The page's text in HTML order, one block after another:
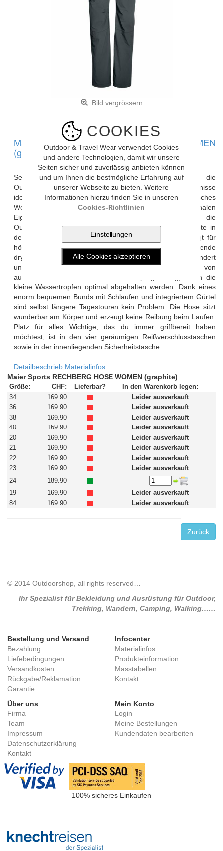
COOKIES
Outdoor & Travel Wear verwendet Cookies
und andere Technologien, damit wir unsere
Seiten sicher und zuverlässig anbieten können
und um Ihnen die bestmögliche Erfahrung auf
unserer Webseite zu bieten. Weitere
Informationen hierzu finden Sie in unseren
Cookies-Richtlinien
Bild vergrössern
Maier Sports RECHBERG HOSE WOMEN
(graphite)
Sei es zum Wandern oder für eine aufregende Städtereise – die
Outdoorhose Rechberg ist für vielfältige Outdoor-Erlebnisse
ideal geeignet. Ob winterliche Temperaturen oder regnerisches
Wetter, dank der durchdachten Mischung aus funktionalen
Eigenschaften und bequemem Tragekomfort bringt die
Outdoorhose alles mit, was es für deine Wohlfühlmomente in
der Natur braucht. Das mSTRETCH Pro 4 Material sorgt für
höchste Bewegungsfreiheit, während die schnelltrocknende
dryprotec-Technologie sich anstauende Feuchtigkeit verhindert
und deine Beine jederzeit warm und trocken hält. Auch von
außen schützt dich eine PFC-freie Imprägnierung, durch die
kleine Wassertropfen optimal abgehalten werden. Dank eines
enorm bequemen Bunds mit Schlaufen und integriertem Gürtel
sind selbst längere Tagestouren kein Problem. Die Hose sitzt
wunderbar am Körper und erzeugt keine Reibung beim Laufen.
Platz für alles Wichtige, das du immer griffbereit haben
möchtest, ist in den vier geräumigen Reißverschlusstaschen
sowie in der innenliegenden Sicherheitstasche.
Detailbeschrieb Materialinfos
Maier Sports RECHBERG HOSE WOMEN (graphite)
Größe: CHF: Lieferbar?
In den Warenkorb legen:
34
169.90
Leider ausverkauft
36
169.90
Leider ausverkauft
38
169.90
Leider ausverkauft
40
169.90
Leider ausverkauft
20
169.90
Leider ausverkauft
21
169.90
Leider ausverkauft
22
169.90
Leider ausverkauft
23
169.90
Leider ausverkauft
24
189.90
19
169.90
Leider ausverkauft
84
169.90 Leider ausverkauft
Zurück
© 2014 Outdoorshop, all rights reserved…
Ihr Spezialist für Bekleidung und Ausrüstung für Outdoor,
Trekking, Wandern, Camping, Walking……
Bestellung und Versand
Bezahlung
Liefebedingungen
Versandkosten
Rückgabe/Reklamation
Garantie
Infocenter
Materialinfos
Produkteinformation
Masstabellen
Kontakt
Über uns
Firma
Team
Impressum
Datenschutzerklärung
Kontakt
Mein Konto
Login
Meine Bestellungen
Kundendaten bearbeiten
100% sicheres Einkaufen